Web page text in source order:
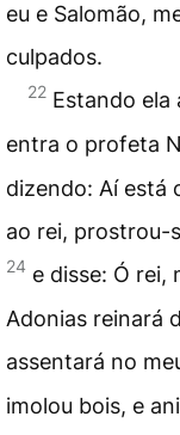
eu e Salomão,
culpados.
22 Estando ela
entra o profeta
dizendo: Aí está
ao rei, prostrou-
24 e disse: Ó rei,
Adonias reinará
assentará no
imolou bois, e